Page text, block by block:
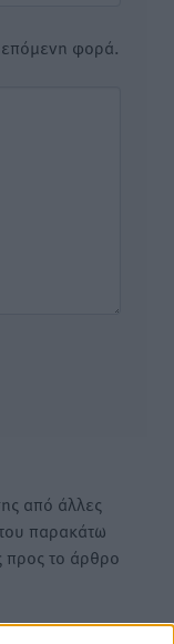
επόμενη φορά.
από άλλες
παρακάτω
το άρθρο